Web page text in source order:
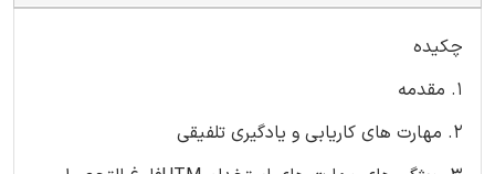
چکیده
1. مقدمه
2. مهارت های کاریابی و یادگیری تلفیقی